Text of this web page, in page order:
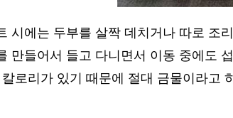
시에는 두부를 살짝 데치거나 따로 조
만들어서 들고 다니면서 이동 중에도
로리가 있기 때문에 절대 금물이라고